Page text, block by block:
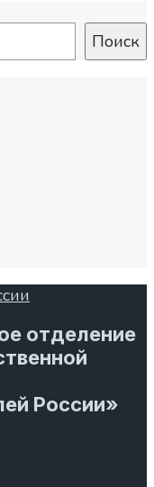
Поиск
отделение
России»